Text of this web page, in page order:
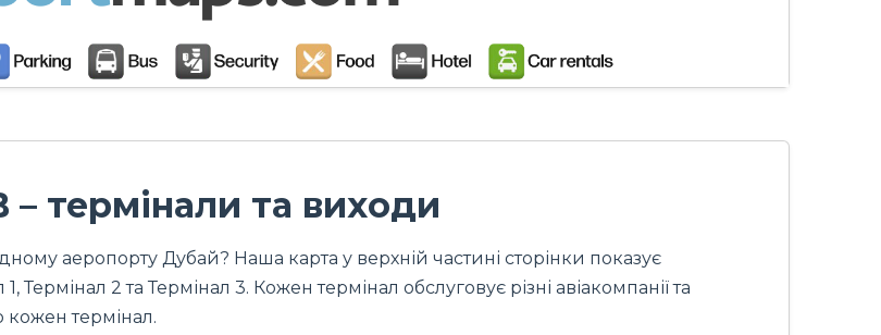
– термінали та виходи
аеропорту Дубай? Наша карта у верхній частині сторінки показує
Термінал 2 та Термінал 3. Кожен термінал обслуговує різні авіакомпанії та
термінал.